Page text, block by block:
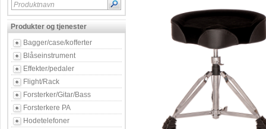
Produktnavn
Produkter og tjenester
Bagger/case/kofferter
Blåseinstrument
Effekter/pedaler
Flight/Rack
Forsterker/Gitar/Bass
Forsterkere PA
Hodetelefoner